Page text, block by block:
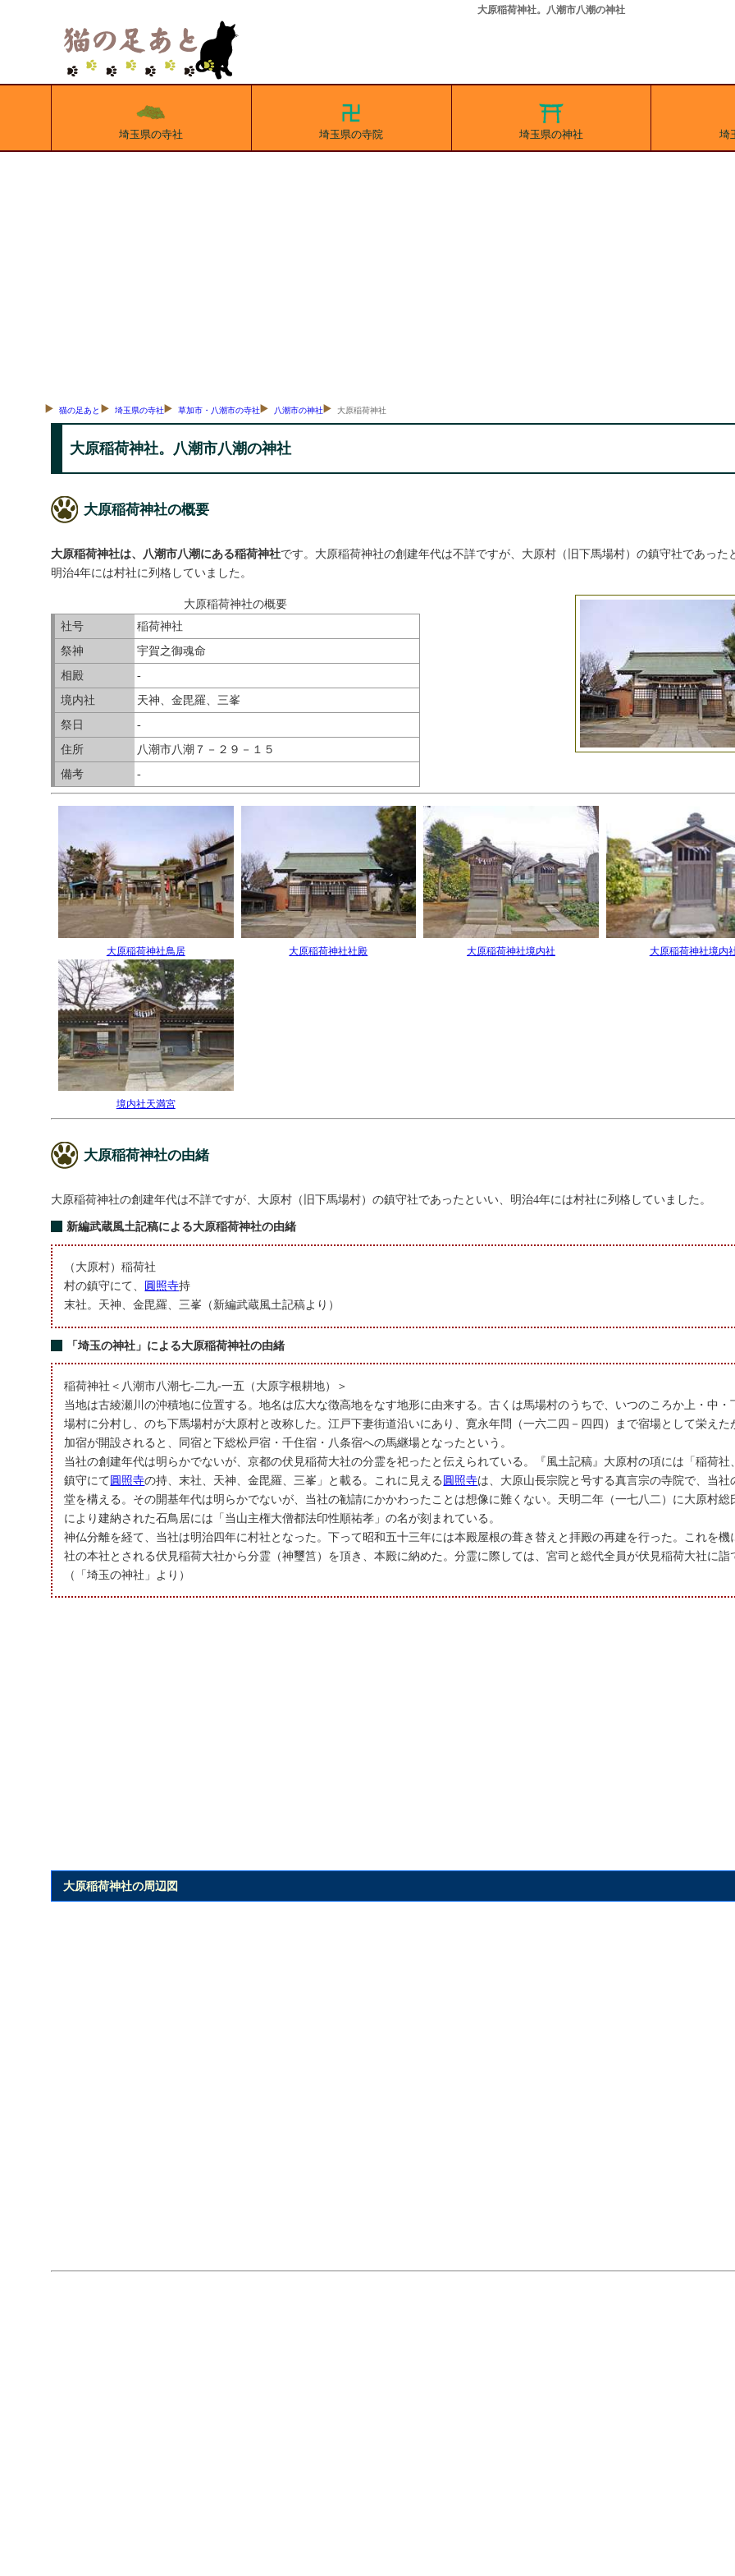
大原稲荷神社。八潮市八潮の神社
埼玉県の寺社 埼玉県の寺院 埼玉県の神社 埼
猫の足あと 埼玉県の寺社 草加市・八潮市の寺社 八潮市の神社 大原稲荷神社
大原稲荷神社。八潮市八潮の神社
大原稲荷神社の概要
大原稲荷神社は、八潮市八潮にある稲荷神社です。大原稲荷神社の創建年代は不詳ですが、大原村（旧下馬場村）の鎮守社であった
明治4年には村社に列格していました。
大原稲荷神社の概要
社号
稲荷神社
祭神
宇賀之御魂命
相殿
-
境内社
天神、金毘羅、三峯
祭日
-
住所
八潮市八潮７－２９－１５
備考
-
大原稲荷神社鳥居 大原稲荷神社社殿 大原稲荷神社境内社 大原稲荷神社境内
境内社天満宮
大原稲荷神社の由緒
大原稲荷神社の創建年代は不詳ですが、大原村（旧下馬場村）の鎮守社であったといい、明治4年には村社に列格していました。
新編武蔵風土記稿による大原稲荷神社の由緒
（大原村）稲荷社
村の鎮守にて、 圓照寺持
末社。天神、金毘羅、三峯（新編武蔵風土記稿より）
「埼玉の神社」による大原稲荷神社の由緒
稲荷神社＜八潮市八潮七-二九-一五（大原字根耕地）＞
当地は古綾瀬川の沖積地に位置する。地名は広大な徴高地をなす地形に由来する。古くは馬場村のうちで、いつのころか上・中・
場村に分村し、のち下馬場村が大原村と改称した。江戸下妻街道沿いにあり、寛永年問（一六二四－四四）まで宿場として栄えた
加宿が開設されると、同宿と下総松戸宿・千住宿・八条宿への馬継場となったという。
当社の創建年代は明らかでないが、京都の伏見稲荷大社の分霊を祀ったと伝えられている。『風土記稿』大原村の項には「稲荷社
鎮守にて圓照寺の持、末社、天神、金毘羅、三峯」と載る。これに見える圓照寺は、大原山長宗院と号する真言宗の寺院で、当社
堂を構える。その開基年代は明らかでないが、当社の勧請にかかわったことは想像に難くない。天明二年（一七八二）に大原村総
により建納された石鳥居には「当山主権大僧都法印性順祐孝」の名が刻まれている。
神仏分離を経て、当社は明治四年に村社となった。下って昭和五十三年には本殿屋根の葺き替えと拝殿の再建を行った。これを機
社の本社とされる伏見稲荷大社から分霊（神璽筥）を頂き、本殿に納めた。分霊に際しては、宮司と総代全員が伏見稲荷大社に詣
（「埼玉の神社」より）
大原稲荷神社の周辺図